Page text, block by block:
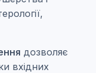
дозволяє
вхідних